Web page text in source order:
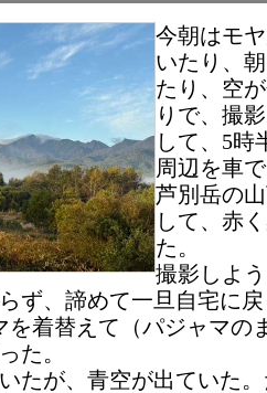
今朝はモ
いたり、
たり、空
りで、撮
して、5時
周辺を車
芦別岳の
して、赤
た。
撮影しよ
ず、諦めて一旦自宅に
を着替えて（パジャマの
た。
たが、青空が出ていた